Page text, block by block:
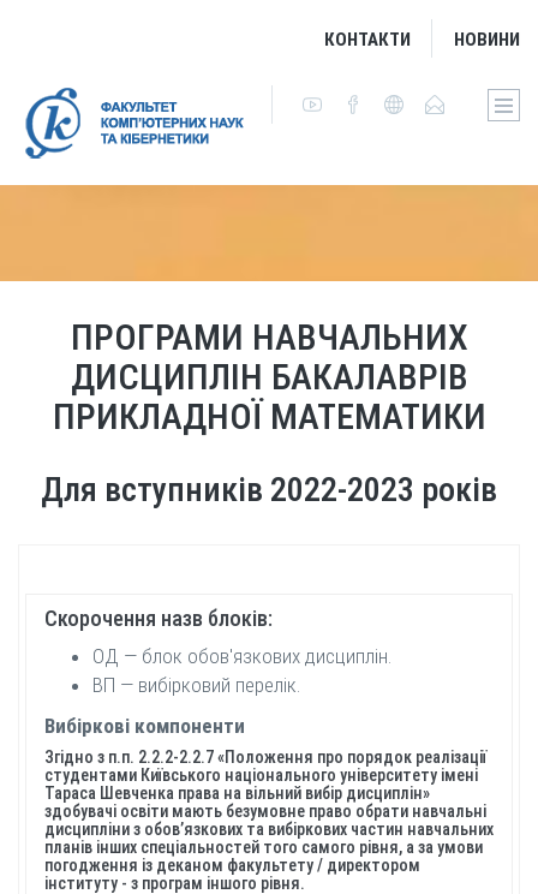
КОНТАКТИ НОВИНИ
ПРОГРАМИ НАВЧАЛЬНИХ
ДИСЦИПЛІН БАКАЛАВРІВ
ПРИКЛАДНОЇ МАТЕМАТИКИ
Для вступників 2022-2023 років
Скорочення назв блоків:
ОД — блок обов'язкових дисциплін.
ВП — вибірковий перелік.
Вибіркові компоненти
Згідно з п.п. 2.2.2-2.2.7 «Положення про порядок реалізації
студентами Київського національного університету імені
Тараса Шевченка права на вільний вибір дисциплін»
здобувачі освіти мають безумовне право обрати навчальні
дисципліни з обов’язкових та вибіркових частин навчальних
планів інших спеціальностей того самого рівня, а за умови
погодження із деканом факультету / директором
інституту - з програм іншого рівня.